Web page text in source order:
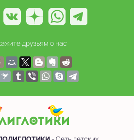
друзьям о нас: